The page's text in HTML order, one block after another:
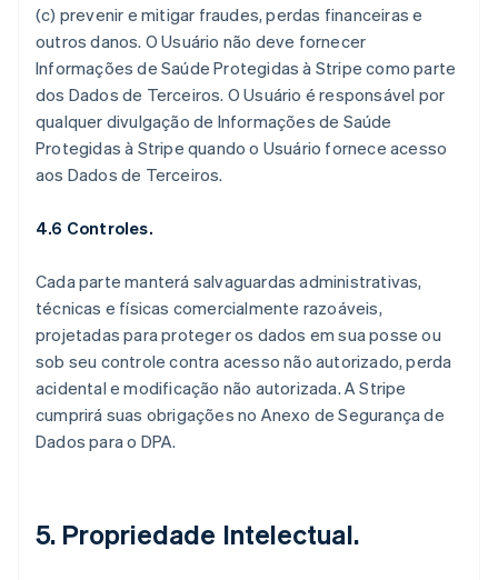
(c) prevenir e mitigar fraudes, perdas financeiras e
outros danos. O Usuário não deve fornecer
Informações de Saúde Protegidas à Stripe como parte
dos Dados de Terceiros. O Usuário é responsável por
qualquer divulgação de Informações de Saúde
Protegidas à Stripe quando o Usuário fornece acesso
aos Dados de Terceiros.
4.6 Controles.
Cada parte manterá salvaguardas administrativas,
técnicas e físicas comercialmente razoáveis,
projetadas para proteger os dados em sua posse ou
sob seu controle contra acesso não autorizado, perda
acidental e modificação não autorizada. A Stripe
cumprirá suas obrigações no Anexo de Segurança de
Dados para o DPA.
5. Propriedade Intelectual.